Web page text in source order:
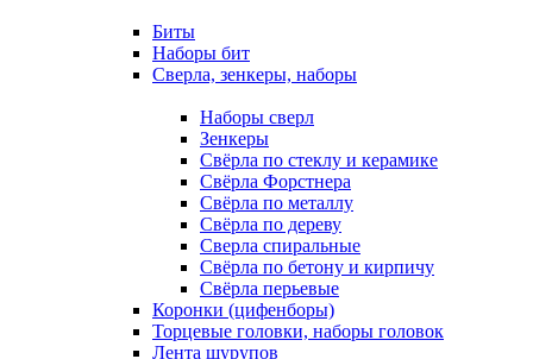
Биты
Наборы бит
Сверла, зенкеры, наборы
Наборы сверл
Зенкеры
Свёрла по стеклу и керамике
Свёрла Форстнера
Свёрла по металлу
Свёрла по дереву
Сверла спиральные
Свёрла по бетону и кирпичу
Свёрла перьевые
Коронки (цифенборы)
Торцевые головки, наборы головок
Лента шурупов